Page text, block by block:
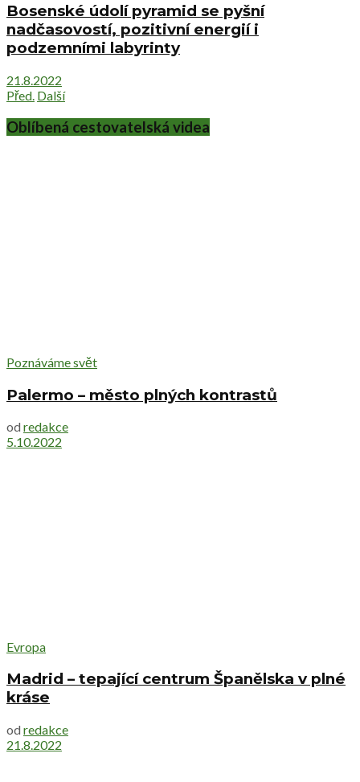
Bosenské údolí pyramid se pyšní
nadčasovostí, pozitivní energií i
podzemními labyrinty
21.8.2022
Před. Další
Oblíbená cestovatelská videa
Poznáváme svět
Palermo – město plných kontrastů
od redakce
5.10.2022
Evropa
Madrid – tepající centrum Španělska v plné
kráse
od redakce
21.8.2022